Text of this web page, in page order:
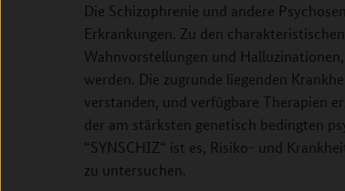
Die Schizophrenie und andere
Erkrankungen. Zu den
Wahnvorstellungen und
werden. Die zugrunde liegenden
verstanden, und verfügbare Therapien
der am stärksten genetisch bedingten
“SYNSCHIZ“ ist es, Risiko- und
zu untersuchen.